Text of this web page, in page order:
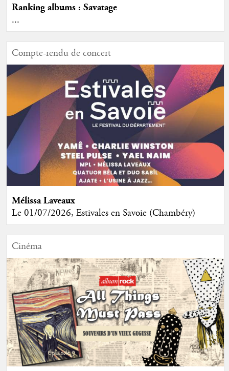
Ranking albums : Savatage
...
Compte-rendu de concert
Mélissa Laveaux
Le 01/07/2026, Estivales en Savoie (Chambéry)
Cinéma